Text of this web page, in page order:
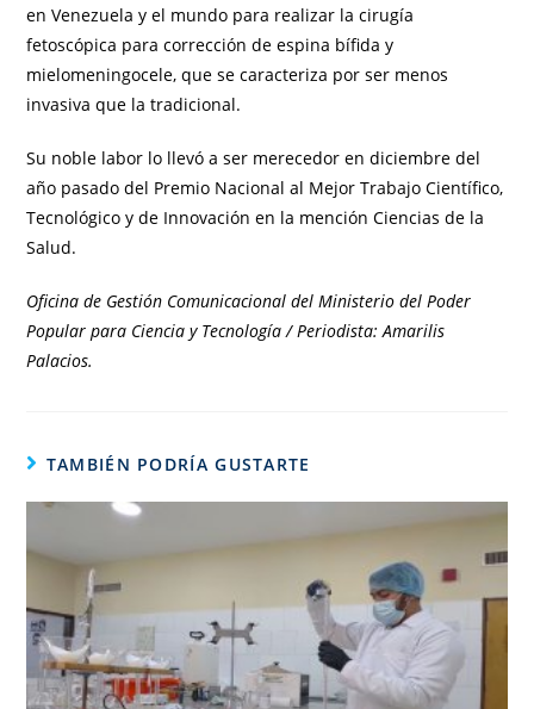
en Venezuela y el mundo para realizar la cirugía
fetoscópica para corrección de espina bífida y
mielomeningocele, que se caracteriza por ser menos
invasiva que la tradicional.
Su noble labor lo llevó a ser merecedor en diciembre del
año pasado del Premio Nacional al Mejor Trabajo Científico,
Tecnológico y de Innovación en la mención Ciencias de la
Salud.
Oficina de Gestión Comunicacional del Ministerio del Poder
Popular para Ciencia y Tecnología / Periodista: Amarilis
Palacios.
TAMBIÉN PODRÍA GUSTARTE